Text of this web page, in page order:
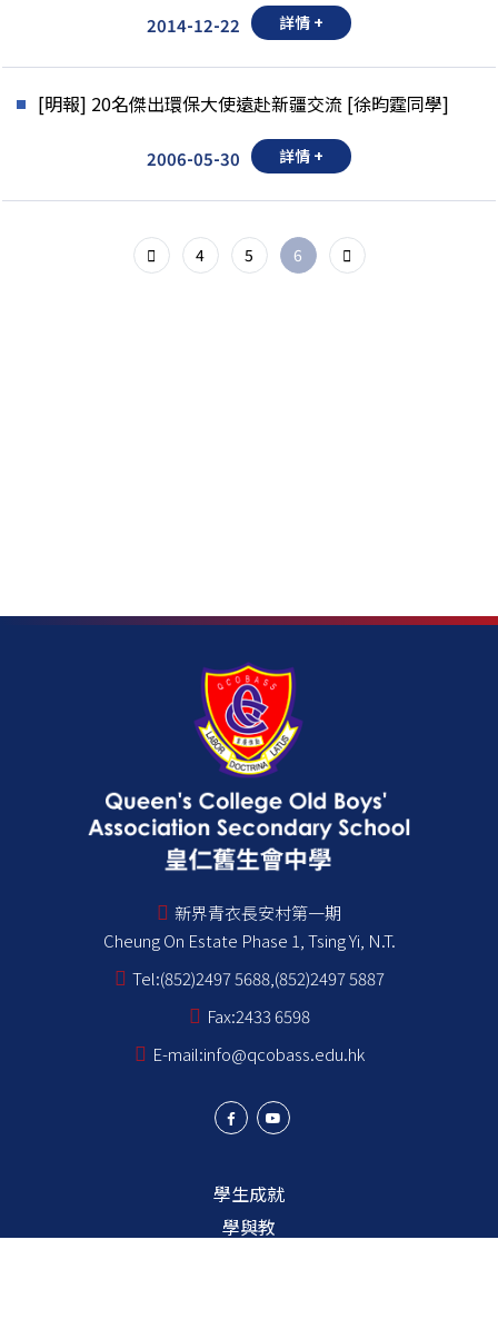
2014-12-22 詳情 +
[明報] 20名傑出環保大使遠赴新疆交流 [徐昀霆同學]
2006-05-30 詳情 +
4 5 6
新界青衣長安村第一期
Cheung On Estate Phase 1, Tsing Yi, N.T.
Tel:(852)2497 5688,(852)2497 5887
Fax:2433 6598
E-mail:info@qcobass.edu.hk
學生成就
學與教